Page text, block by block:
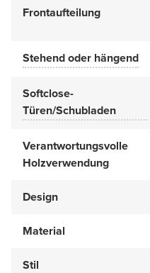
Frontaufteilung
Stehend oder hängend
Softclose-
Türen/Schubladen
Verantwortungsvolle
Holzverwendung
Design
Material
Stil